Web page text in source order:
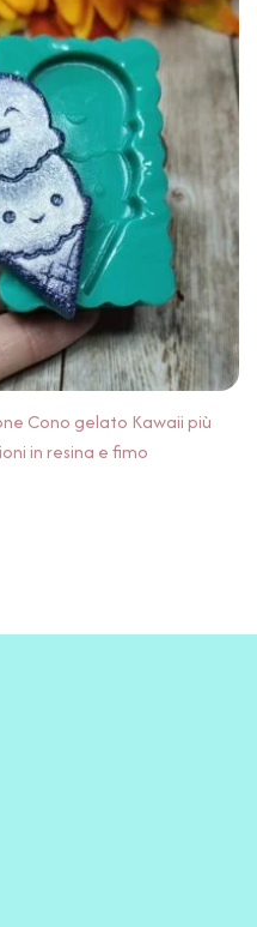
Cono gelato Kawaii più
in resina e fimo